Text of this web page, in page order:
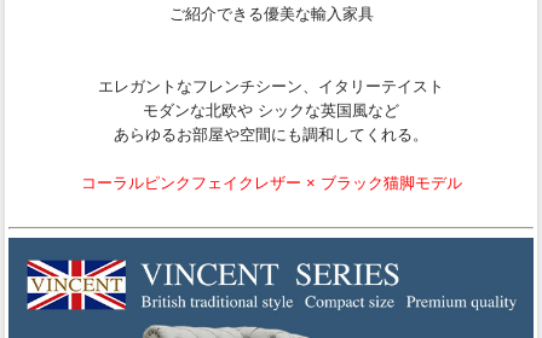
ご紹介できる優美な輸入家具
エレガントなフレンチシーン、イタリーテイスト
モダンな北欧や シックな英国風など
あらゆるお部屋や空間にも調和してくれる。
コーラルピンクフェイクレザー × ブラック猫脚モデル